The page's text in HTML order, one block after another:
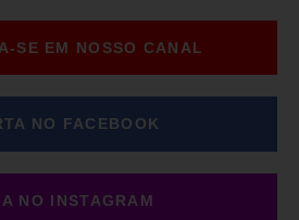
SE EM NOSSO CANAL
NO FACEBOOK
NO INSTAGRAM